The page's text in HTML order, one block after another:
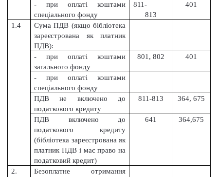
- при оплаті коштами
спеціального фонду
811-
813
401
1.4
Сума ПДВ (якщо бібліотека
зареєстрована як платник
ПДВ):
- при оплаті коштами
загального фонду
801, 802 401
- при оплаті коштами
спеціального фонду
ПДВ не включено до
податкового кредиту
811-813 364, 675
ПДВ включено до
податкового кредиту
(бібліотека зареєстрована як
платник ПДВ і має право на
податковий кредит)
641 364,675
2.
Безоплатне отримання